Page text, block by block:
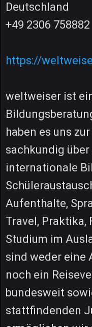
Deutschland
+49 2306 758882
https://
weltweiser ist
haben es uns
sachkundig
internationale
Aufenthalte,
Travel,
Studium im
sind weder eine
noch ein
bundesweit
stattfindenden